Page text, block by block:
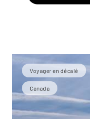
Voyager en décalé
Canada